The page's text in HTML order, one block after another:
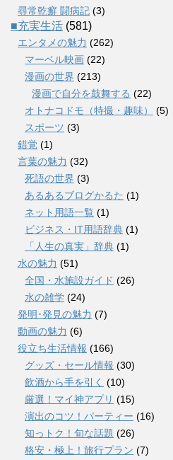
尋常乾癬 闘病記 (3)
■充実生活 (581)
エンタメの魅力 (262)
マーベル映画 (22)
漫画の世界 (213)
漫画で自分を鼓舞する (22)
オトナコドモ（特撮・趣味）
(5)
スポーツ (3)
錯覚 (1)
言葉の魅力 (32)
死語の世界 (3)
あるあるブログかるた (1)
ネット用語一覧 (1)
ビジネス・IT用語辞典 (1)
「人生の真実」辞典 (1)
水の魅力 (51)
全国・水施設ガイド (26)
水の雑学 (24)
発明･発見の魅力 (7)
動画の魅力 (6)
役立ち生活情報 (166)
グッズ・セール情報 (30)
飲酒から手を引く (10)
厳選！マイ神アプリ (15)
演出のコツ！パーティー (16)
知っトク！旬な話題 (26)
格安・極上！旅行プラン (7)